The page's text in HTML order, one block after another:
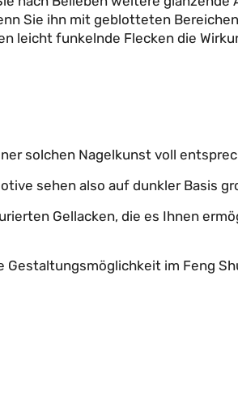
Sie ihn mit geblotteten
leicht funkelnde Flecken die
solchen Nagelkunst voll
sehen also auf dunkler Basis
Gellacken, die es Ihnen
im Feng